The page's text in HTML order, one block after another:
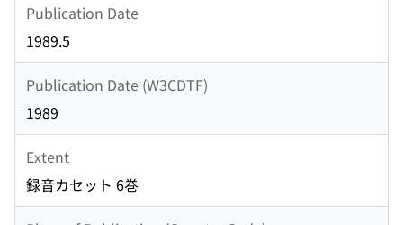
Publication Date
1989.5
Publication Date (W3CDTF)
1989
Extent
録音カセット 6巻